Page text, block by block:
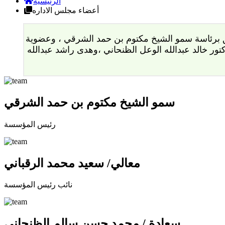
أعضاء مجلس الاداره
لتنمية المناطق برئاسة سمو الشيخ مكتوم بن حمد الشرقي ، وعضوية
خالد عبدالله الوعل الظنحاني ،وهدى راشد عبدالله
سمو الشيخ مكتوم بن حمد الشرقي
رئيس المؤسسة
معالي/ سعيد محمد الرقباني
نائب رئيس المؤسسة